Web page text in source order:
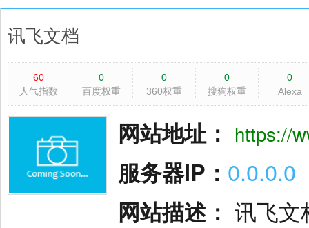
讯飞文档
60
人气指数
0
百度权重
0
360权重
0
搜狗权重
0
Alexa
网站地址： https://
服务器IP： 0.0.0.0
网站描述： 讯飞文